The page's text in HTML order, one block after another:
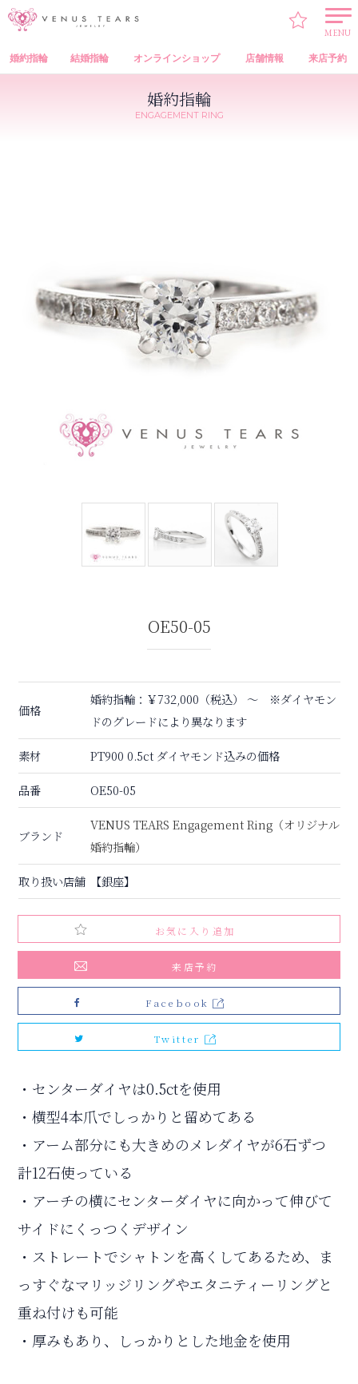
MENU
婚約指輪 結婚指輪 オンラインショップ 店舗情報 来店予約
VENUS TEARS > OE50-05
婚約指輪
ENGAGEMENT RING
OE50-05
価格
婚約指輪：￥732,000（税込） 〜 ※ダイヤモン
ドのグレードにより異なります
素材 PT900 0.5ct ダイヤモンド込みの価格
品番 OE50-05
ブランド
VENUS TEARS Engagement Ring（オリジナル
婚約指輪）
取り扱い店舗 【銀座】
お気に入り追加
来店予約
Facebook
Twitter
・センターダイヤは0.5ctを使用
・横型4本爪でしっかりと留めてある
・アーム部分にも大きめのメレダイヤが6石ずつ
計12石使っている
・アーチの横にセンターダイヤに向かって伸びて
サイドにくっつくデザイン
・ストレートでシャトンを高くしてあるため、ま
っすぐなマリッジリングやエタニティーリングと
重ね付けも可能
・厚みもあり、しっかりとした地金を使用